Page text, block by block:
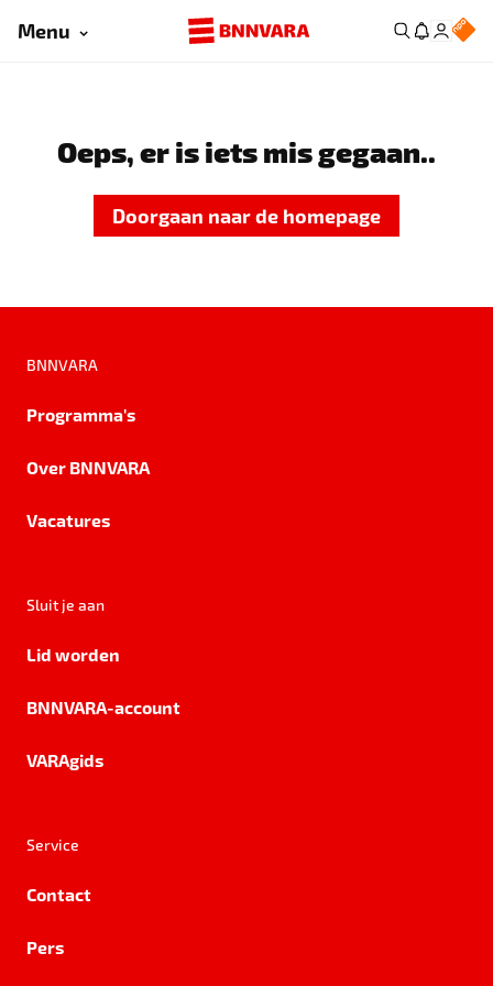
Menu
Oeps, er is iets mis gegaan..
Doorgaan naar de homepage
BNNVARA
Programma's
Over BNNVARA
Vacatures
Sluit je aan
Lid worden
BNNVARA-account
VARAgids
Service
Contact
Pers